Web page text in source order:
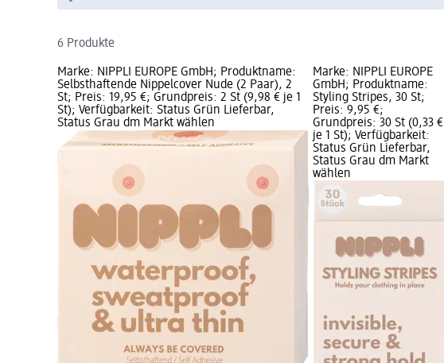
6 Produkte
Marke: NIPPLI EUROPE GmbH; Produktname:
Selbsthaftende Nippelcover Nude (2 Paar), 2
St; Preis: 19,95 €; Grundpreis: 2 St (9,98 € je 1
St); Verfügbarkeit: Status Grün Lieferbar,
Status Grau dm Markt wählen
Marke: NIPPLI EUROPE
GmbH; Produktname:
Styling Stripes, 30 St;
Preis: 9,95 €;
Grundpreis: 30 St (0,33 €
je 1 St); Verfügbarkeit:
Status Grün Lieferbar,
Status Grau dm Markt
wählen